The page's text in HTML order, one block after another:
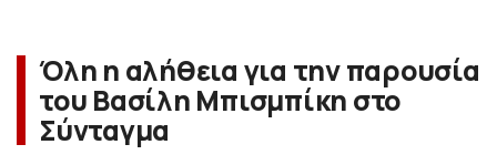
Όλη η αλήθεια για την παρουσία
του Βασίλη Μπισμπίκη στο
Σύνταγμα